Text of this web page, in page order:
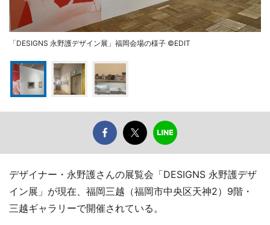
「DESIGNS 永野護デザイン展」福岡会場の様子 ©EDIT
デザイナー・永野護さんの展覧会「DESIGNS 永野護デザ
イン展」が現在、福岡三越（福岡市中央区天神2）9階・
三越ギャラリーで開催されている。